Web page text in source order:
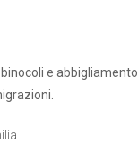
e abbigliamento